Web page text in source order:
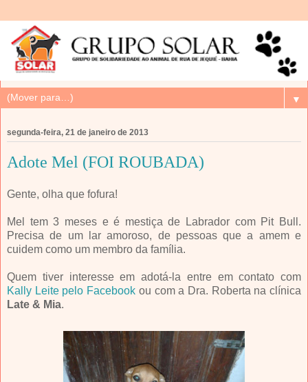
▼
segunda-feira, 21 de janeiro de 2013
Adote Mel (FOI ROUBADA)
Gente, olha que fofura!
Mel tem 3 meses e é mestiça de Labrador com Pit Bull.
Precisa de um lar amoroso, de pessoas que a amem e
cuidem como um membro da família.
Quem tiver interesse em adotá-la entre em contato com
Kally Leite pelo Facebook ou com a Dra. Roberta na clínica
Late & Mia.